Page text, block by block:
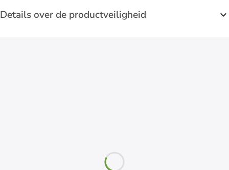
Details over de productveiligheid